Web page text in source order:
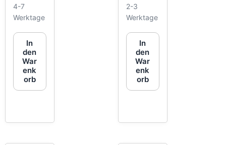
4-7
Werktage
In
den
War
enk
orb
2-3
Werktage
In
den
War
enk
orb